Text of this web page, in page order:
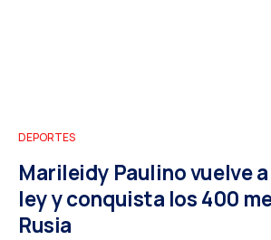
DEPORTES
Marileidy Paulino vuelve
ley y conquista los 400
Rusia